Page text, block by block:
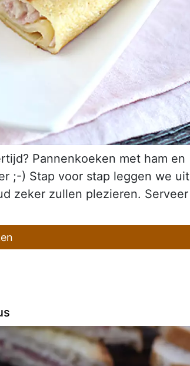
Pannenkoeken met ham en
;-) Stap voor stap leggen we uit
zeker zullen plezieren. Serveer